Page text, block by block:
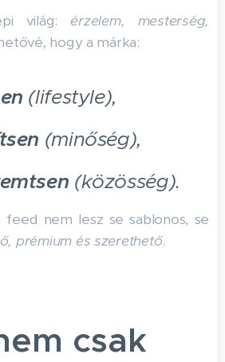
világ:érzelem, mesterség,
hogy a márka:
(lifestyle),
(minőség),
(közösség).
nem lesz se sablonos, se
prémium és szerethető.
csak